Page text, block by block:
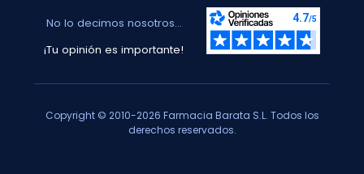
No lo decimos nosotros...
¡Tu opinión es importante!
Copyright © 2010-2026 Farmacia Barata S.L. Todos los
derechos reservados.